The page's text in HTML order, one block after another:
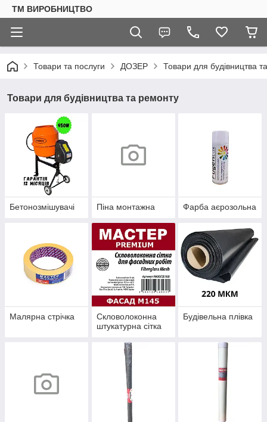
ТМ ВИРОБНИЦТВО
Товари та послуги ДОЗЕР Товари для будівництва
Товари для будівництва та ремонту
Бетонозмішувачі Піна монтажна Фарба аєрозольна
Малярна стрічка
Скловолоконна
штукатурна сітка
Будівельна плівка